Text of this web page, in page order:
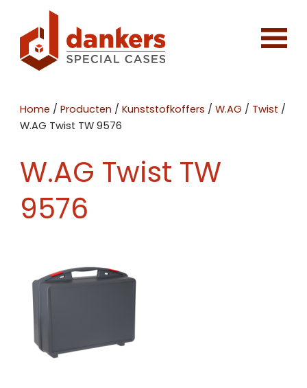
Home /Producten /Kunststofkoffers /W.AG / Twist /
W.AG Twist TW 9576
W.AG Twist TW
9576